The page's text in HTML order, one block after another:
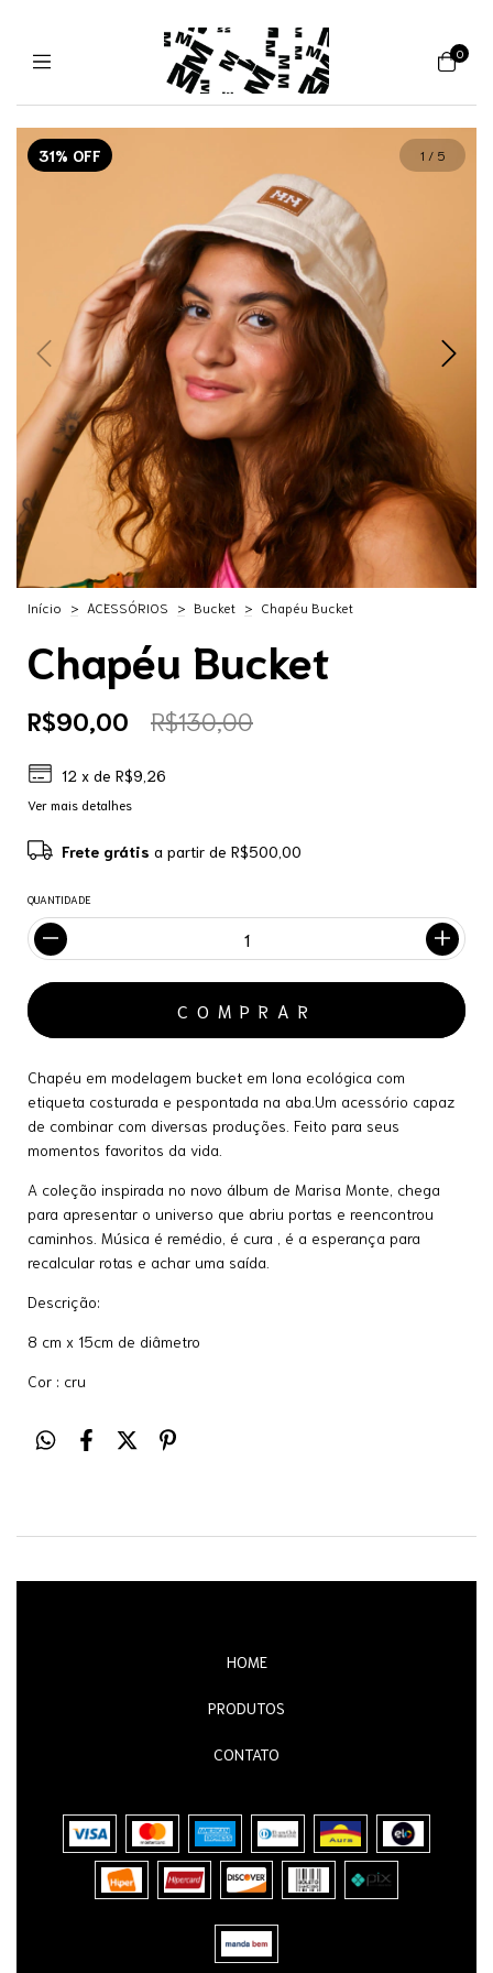
0
31% OFF 1 / 5
Início > ACESSÓRIOS > Bucket > Chapéu Bucket
Chapéu Bucket
R$90,00 R$130,00
12 x deR$9,26
Ver mais detalhes
Frete grátisa partir deR$500,00
QUANTIDADE
Chapéu em modelagem bucket em lona ecológica com
etiqueta costurada e pespontada na aba.Um acessório capaz
de combinar com diversas produções. Feito para seus
momentos favoritos da vida.
A coleção inspirada no novo álbum de Marisa Monte, chega
para apresentar o universo que abriu portas e reencontrou
caminhos. Música é remédio, é cura , é a esperança para
recalcular rotas e achar uma saída.
Descrição:
8 cm x 15cm de diâmetro
Cor : cru
HOME
PRODUTOS
CONTATO